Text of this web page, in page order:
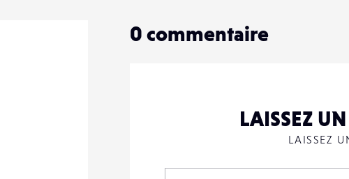
0 commentaire
LAISSEZ
LAISSEZ